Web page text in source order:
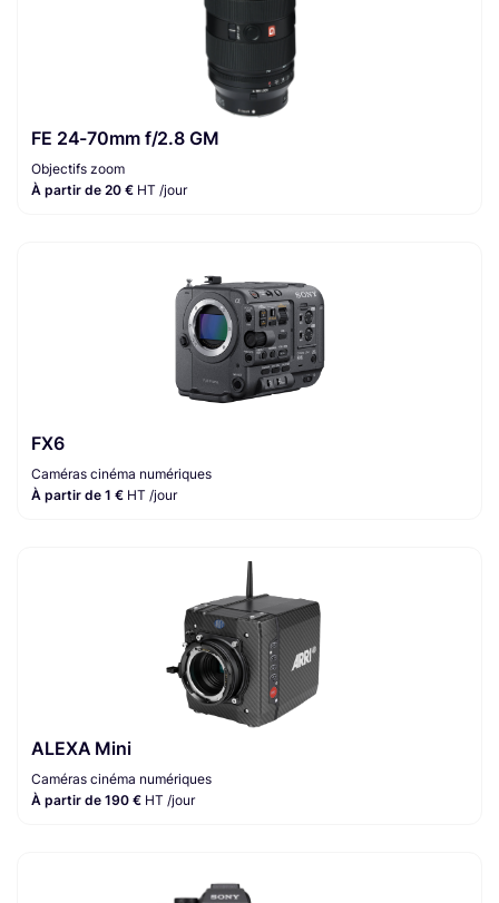
FE 24-70mm f/2.8 GM
Objectifs zoom
À partir de 20 € HT /jour
FX6
Caméras cinéma numériques
À partir de 1 € HT /jour
ALEXA Mini
Caméras cinéma numériques
À partir de 190 € HT /jour